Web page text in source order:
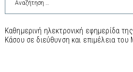
Καθημερινή ηλεκτρονική εφημερίδα
Κάσου σε διεύθυνση και επιμέλεια